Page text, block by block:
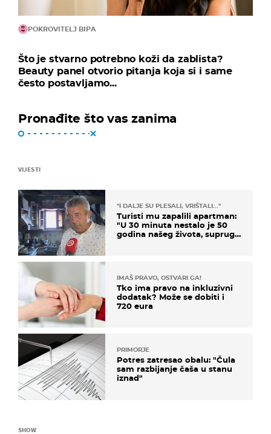
POKROVITELJ BIPA
Što je stvarno potrebno koži da zablista?
Beauty panel otvorio pitanja koja si i same
često postavljamo...
Pronađite što vas zanima
VIJESTI
"I DALJE SU PLESALI, VRIŠTALI..."
Turisti mu zapalili apartman:
"U 30 minuta nestalo je 50
godina našeg života, supruga
IMAŠ PRAVO, OSTVARI GA!
Tko ima pravo na inkluzivni
dodatak? Može se dobiti i
720 eura
PRIMORJE
Potres zatresao obalu: "Čula
sam razbijanje čaša u stanu
iznad"
SHOW